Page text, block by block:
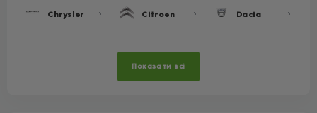
Chrysler Citroen Dacia
Показати всі